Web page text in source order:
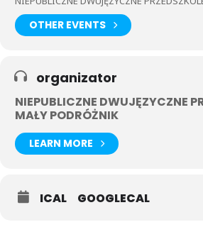
OTHER EVENTS
organizator
NIEPUBLICZNE DWUJĘZYCZNE
MAŁY PODRÓŻNIK
LEARN MORE
ICAL GOOGLECAL